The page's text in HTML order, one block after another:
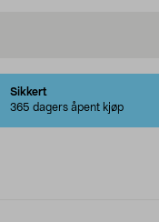
Sikkert
365 dagers åpent kjøp